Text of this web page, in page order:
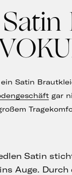
Satin
gar
Satin
Auge.